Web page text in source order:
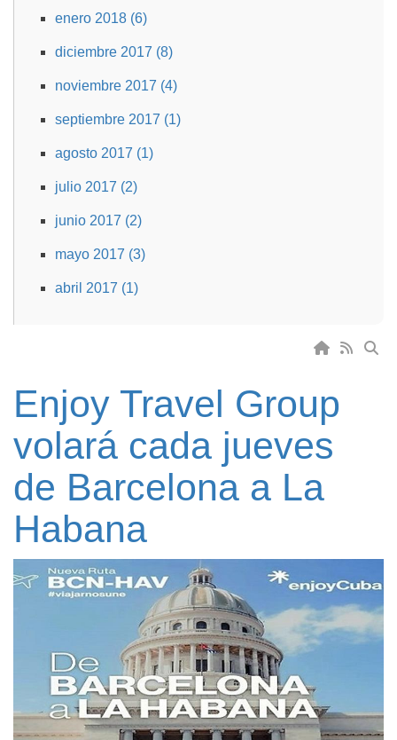
enero 2018 (6)
diciembre 2017 (8)
noviembre 2017 (4)
septiembre 2017 (1)
agosto 2017 (1)
julio 2017 (2)
junio 2017 (2)
mayo 2017 (3)
abril 2017 (1)
Enjoy Travel Group
volará cada jueves
de Barcelona a La
Habana